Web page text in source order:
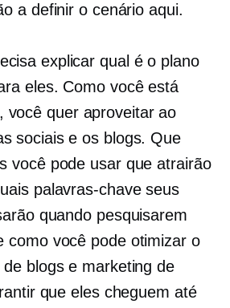
a definir o cenário aqui.
explicar qual é o plano
eles. Como você está
você quer aproveitar ao
sociais e os blogs. Que
você pode usar que atrairão
palavras-chave seus
quando pesquisarem
como você pode otimizar o
blogs e marketing de
que eles cheguem até